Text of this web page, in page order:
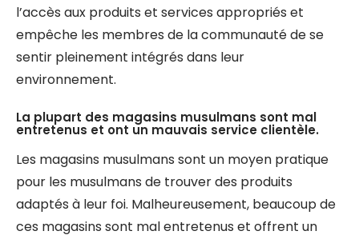
l’accès aux produits et services appropriés et
empêche les membres de la communauté de se
sentir pleinement intégrés dans leur
environnement.
La plupart des magasins musulmans sont mal
entretenus et ont un mauvais service clientèle.
Les magasins musulmans sont un moyen pratique
pour les musulmans de trouver des produits
adaptés à leur foi. Malheureusement, beaucoup de
ces magasins sont mal entretenus et offrent un